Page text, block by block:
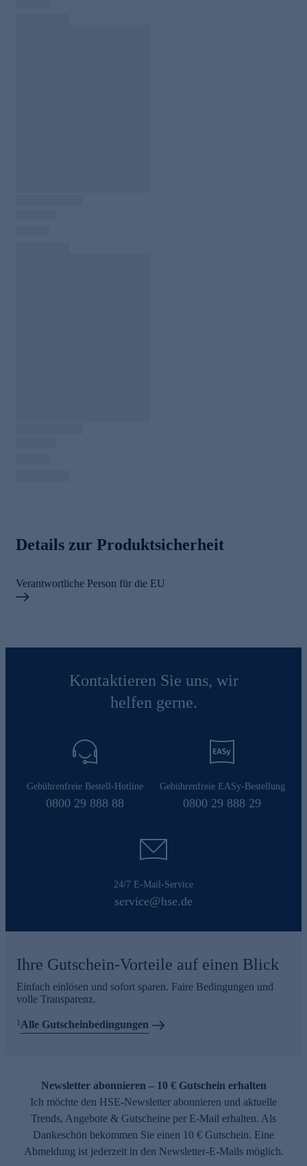
Details zur Produktsicherheit
Verantwortliche Person für die EU
Kontaktieren Sie uns, wir
helfen gerne.
Gebührenfreie Bestell-Hotline
0800 29 888 88
Gebührenfreie EASy-Bestellung
0800 29 888 29
24/7 E-Mail-Service
service@hse.de
Ihre Gutschein-Vorteile auf einen Blick
Einfach einlösen und sofort sparen. Faire Bedingungen und
volle Transparenz.
1 Alle Gutscheinbedingungen
Newsletter abonnieren – 10 € Gutschein erhalten
Ich möchte den HSE-Newsletter abonnieren und aktuelle
Trends, Angebote & Gutscheine per E-Mail erhalten. Als
Dankeschön bekommen Sie einen 10 € Gutschein. Eine
Abmeldung ist jederzeit in den Newsletter-E-Mails möglich.